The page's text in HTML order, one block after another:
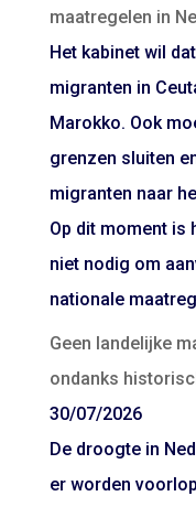
maatregelen in
Het kabinet wil
migranten in
Marokko. Ook
grenzen sluiten
migranten naar
Op dit moment is
niet nodig om
nationale
Geen landelijke
ondanks
30/07/2026
De droogte in
er worden